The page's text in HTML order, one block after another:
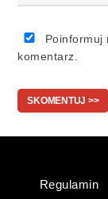
Poinformuj
komentarz.
Regulamin